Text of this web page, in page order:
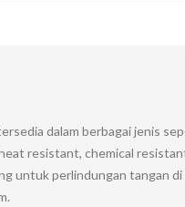
dalam berbagai jenis
resistant, chemical
untuk perlindungan tangan